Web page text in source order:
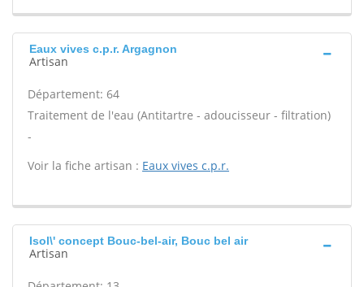
Eaux vives c.p.r. Argagnon
Artisan
Département: 64
Traitement de l'eau (Antitartre - adoucisseur - filtration)
-
Voir la fiche artisan : Eaux vives c.p.r.
Isol\' concept Bouc-bel-air, Bouc bel air
Artisan